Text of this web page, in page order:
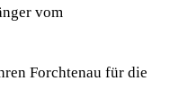
vom
Forchtenau für die